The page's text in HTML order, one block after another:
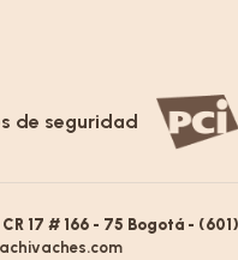
de seguridad
17 # 166 - 75 Bogotá -